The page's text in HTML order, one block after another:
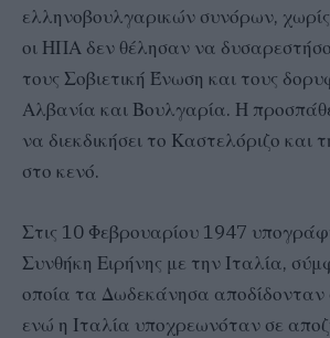
ελληνοβουλγαρικών συνόρων,
οι ΗΠΑ δεν θέλησαν να
τους Σοβιετική Ένωση και τους
Αλβανία και Βουλγαρία. Η
να διεκδικήσει το Καστελόριζο και
στο κενό.
Στις 10 Φεβρουαρίου 1947
Συνθήκη Ειρήνης με την Ιταλία,
οποία τα Δωδεκάνησα
ενώ η Ιταλία υποχρεωνόταν σε